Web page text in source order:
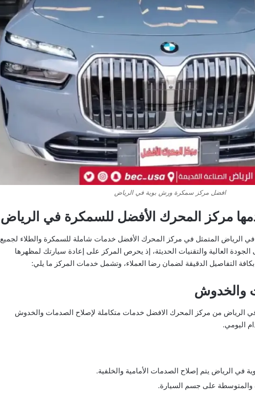
افضل مركز سمكرة ورش بوية في الرياض
مركز المحرك الأفضل للسمكرة في الرياض
الرياض المتمثل في مركز المحرك الأفضل خدمات شاملة للسمكرة والطلاء لجميع
الجودة العالية والتقنيات الحديثة، إذ يحرص المركز على إعادة سيارتك لمظهرها
بكافة التفاصيل الدقيقة لضمان رضا العملاء، وتشمل خدمات المركز ما يلي:
الرياض من مركز المحرك الافضل خدمات متكاملة لإصلاح الصدمات والخدوش
اليومي.
الرياض يتم إصلاح الصدمات الأمامية والخلفية.
والمتوسطة على جسم السيارة.